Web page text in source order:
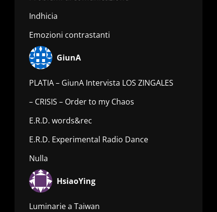
Indhicia
Emozioni contrastanti
GiunA
PLATIA – GiunA Intervista LOS ZINGALES
– CRISIS – Order to my Chaos
E.R.D. words&rec
E.R.D. Experimental Radio Dance
Nulla
HsiaoYing
Luminarie a Taiwan